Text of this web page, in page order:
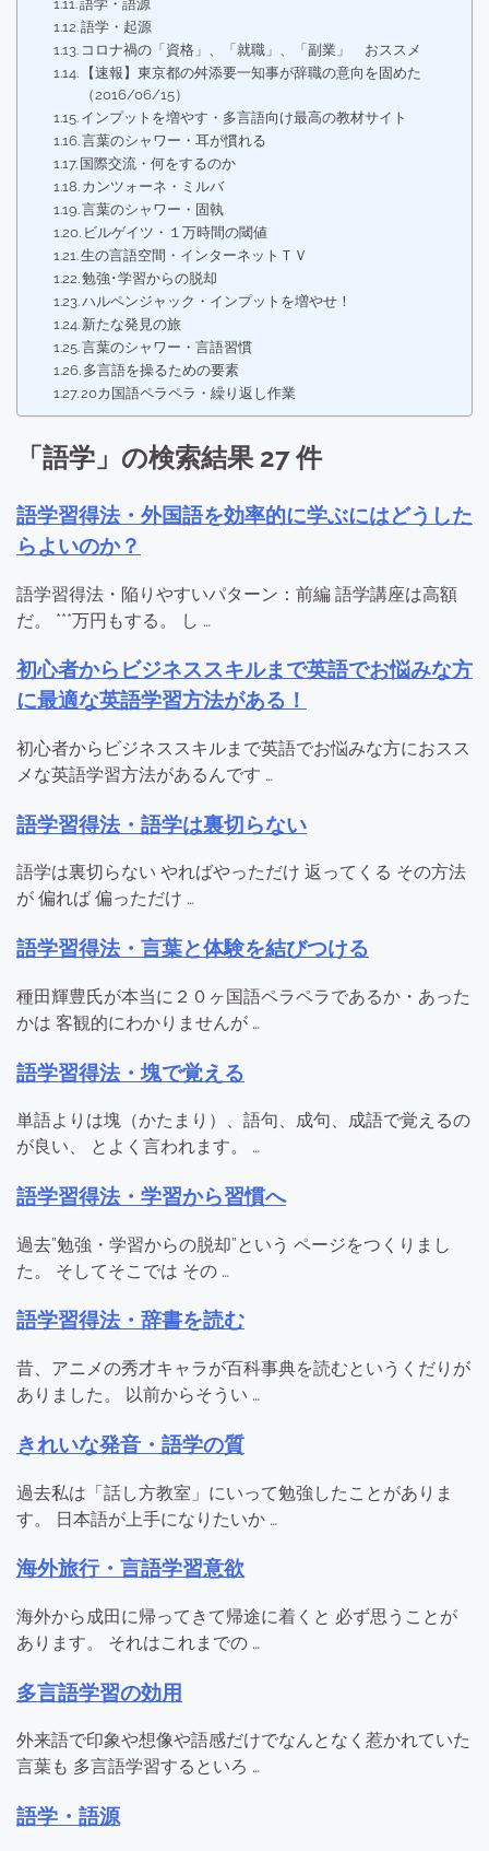
語学・語源
語学・起源
コロナ禍の「資格」、「就職」、「副業」 おススメ
【速報】東京都の舛添要一知事が辞職の意向を固めた
（2016/06/15）
インプットを増やす・多言語向け最高の教材サイト
言葉のシャワー・耳が慣れる
国際交流・何をするのか
カンツォーネ・ミルバ
言葉のシャワー・固執
ビルゲイツ・１万時間の閾値
生の言語空間・インターネットＴＶ
勉強･学習からの脱却
ハルペンジャック・インプットを増やせ！
新たな発見の旅
言葉のシャワー・言語習慣
多言語を操るための要素
20カ国語ペラペラ・繰り返し作業
「語学」の検索結果 27 件
語学習得法・外国語を効率的に学ぶにはどうした
らよいのか？
語学習得法・陥りやすいパターン：前編 語学講座は高額
だ。 ***万円もする。 し …
初心者からビジネススキルまで英語でお悩みな方
に最適な英語学習方法がある！
初心者からビジネススキルまで英語でお悩みな方におスス
メな英語学習方法があるんです …
語学習得法・語学は裏切らない
語学は裏切らない やればやっただけ 返ってくる その方法
が 偏れば 偏っただけ …
語学習得法・言葉と体験を結びつける
種田輝豊氏が本当に２０ヶ国語ペラペラであるか・あった
かは 客観的にわかりませんが …
語学習得法・塊で覚える
単語よりは塊（かたまり）、語句、成句、成語で覚えるの
が良い、 とよく言われます。 …
語学習得法・学習から習慣へ
過去”勉強・学習からの脱却”という ページをつくりまし
た。 そしてそこでは その …
語学習得法・辞書を読む
昔、アニメの秀才キャラが百科事典を読むというくだりが
ありました。 以前からそうい …
きれいな発音・語学の質
過去私は「話し方教室」にいって勉強したことがありま
す。 日本語が上手になりたいか …
海外旅行・言語学習意欲
海外から成田に帰ってきて帰途に着くと 必ず思うことが
あります。 それはこれまでの …
多言語学習の効用
外来語で印象や想像や語感だけでなんとなく惹かれていた
言葉も 多言語学習するといろ …
語学・語源